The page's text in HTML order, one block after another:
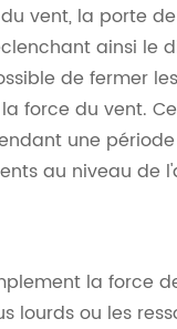
vent, la porte
ainsi le
de fermer
force du vent.
une
au niveau de
la force
lourds ou les